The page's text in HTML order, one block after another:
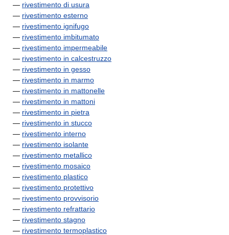
— rivestimento di usura
— rivestimento esterno
— rivestimento ignifugo
— rivestimento imbitumato
— rivestimento impermeabile
— rivestimento in calcestruzzo
— rivestimento in gesso
— rivestimento in marmo
— rivestimento in mattonelle
— rivestimento in mattoni
— rivestimento in pietra
— rivestimento in stucco
— rivestimento interno
— rivestimento isolante
— rivestimento metallico
— rivestimento mosaico
— rivestimento plastico
— rivestimento protettivo
— rivestimento provvisorio
— rivestimento refrattario
— rivestimento stagno
— rivestimento termoplastico